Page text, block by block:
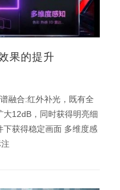
果的提升
融合:红外补光，既有全
12dB，同时获得明亮细
获得稳定画面 多维度感